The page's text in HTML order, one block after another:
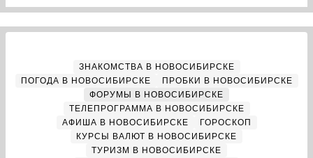
ЗНАКОМСТВА В НОВОСИБИРСКЕ
ПОГОДА В НОВОСИБИРСКЕ
ПРОБКИ В НОВОСИБИРСКЕ
ФОРУМЫ В НОВОСИБИРСКЕ
ТЕЛЕПРОГРАММА В НОВОСИБИРСКЕ
АФИША В НОВОСИБИРСКЕ
ГОРОСКОП
КУРСЫ ВАЛЮТ В НОВОСИБИРСКЕ
ТУРИЗМ В НОВОСИБИРСКЕ